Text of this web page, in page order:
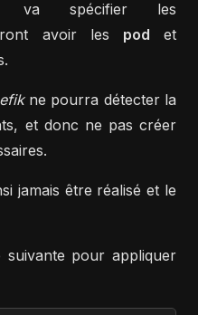
spécifier les
avoir les pod et
ne pourra détecter la
et donc ne pas créer
jamais être réalisé et le
suivante pour appliquer